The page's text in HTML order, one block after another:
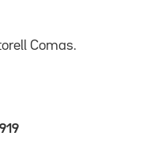
Comas.